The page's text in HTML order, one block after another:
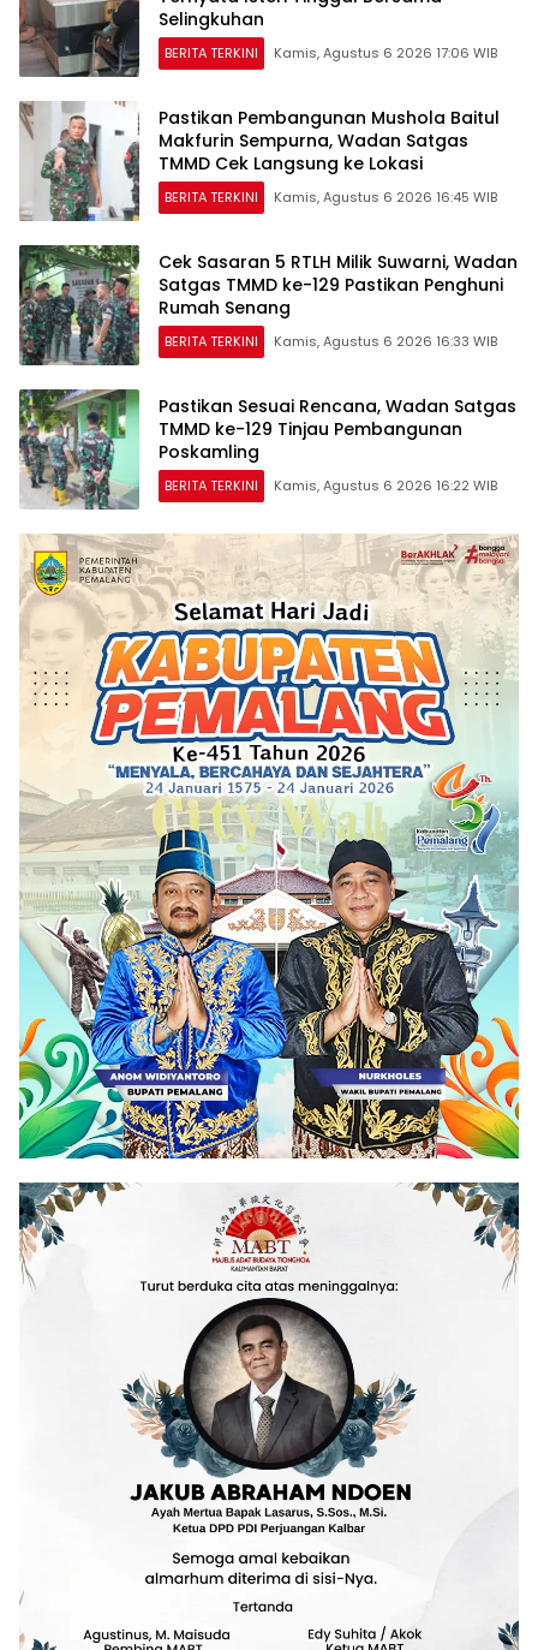
Selingkuhan
BERITA TERKINI Kamis, Agustus 6 2026 17:06 WIB
Pastikan Pembangunan Mushola Baitul
Makfurin Sempurna, Wadan Satgas
TMMD Cek Langsung ke Lokasi
BERITA TERKINI Kamis, Agustus 6 2026 16:45 WIB
Cek Sasaran 5 RTLH Milik Suwarni, Wadan
Satgas TMMD ke-129 Pastikan Penghuni
Rumah Senang
BERITA TERKINI Kamis, Agustus 6 2026 16:33 WIB
Pastikan Sesuai Rencana, Wadan Satgas
TMMD ke-129 Tinjau Pembangunan
Poskamling
BERITA TERKINI Kamis, Agustus 6 2026 16:22 WIB